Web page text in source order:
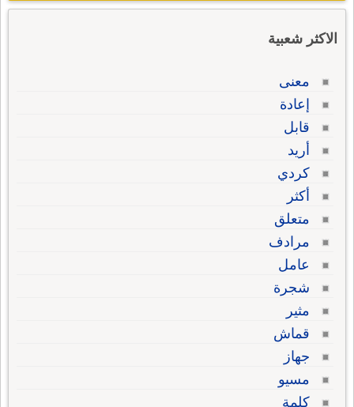
الاكثر شعبية
معنى
إعادة
قابل
أريد
كردي
أكثر
متعلق
مرادف
عامل
شجرة
مثير
قماش
جهاز
مسيو
كلمة